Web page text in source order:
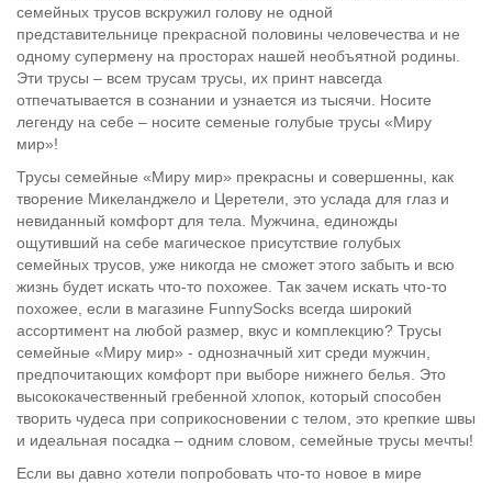
семейных трусов вскружил голову не одной
представительнице прекрасной половины человечества и не
одному супермену на просторах нашей необъятной родины.
Эти трусы – всем трусам трусы, их принт навсегда
отпечатывается в сознании и узнается из тысячи. Носите
легенду на себе – носите семеные голубые трусы «Миру
мир»!
Трусы семейные «Миру мир» прекрасны и совершенны, как
творение Микеланджело и Церетели, это услада для глаз и
невиданный комфорт для тела. Мужчина, единожды
ощутивший на себе магическое присутствие голубых
семейных трусов, уже никогда не сможет этого забыть и всю
жизнь будет искать что-то похожее. Так зачем искать что-то
похожее, если в магазине FunnySocks всегда широкий
ассортимент на любой размер, вкус и комплекцию? Трусы
семейные «Миру мир» - однозначный хит среди мужчин,
предпочитающих комфорт при выборе нижнего белья. Это
высококачественный гребенной хлопок, который способен
творить чудеса при соприкосновении с телом, это крепкие швы
и идеальная посадка – одним словом, семейные трусы мечты!
Если вы давно хотели попробовать что-то новое в мире